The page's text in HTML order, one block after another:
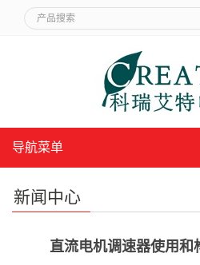
导航菜单
新闻中心
直流电机调速器使用和